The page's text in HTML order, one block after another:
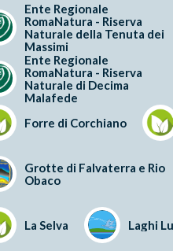
Ente Regionale
RomaNatura - Riserva
Naturale della Tenuta dei
Massimi
Ente Regionale
RomaNatura - Riserva
Naturale di Decima
Malafede
Forre di Corchiano
Grotte di Falvaterra e Rio
Obaco
La Selva Laghi